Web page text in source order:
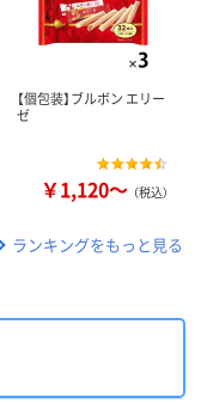
【個包装】ブルボン エリー
ゼ
￥1,120～ （税込）
ランキングをもっと見る